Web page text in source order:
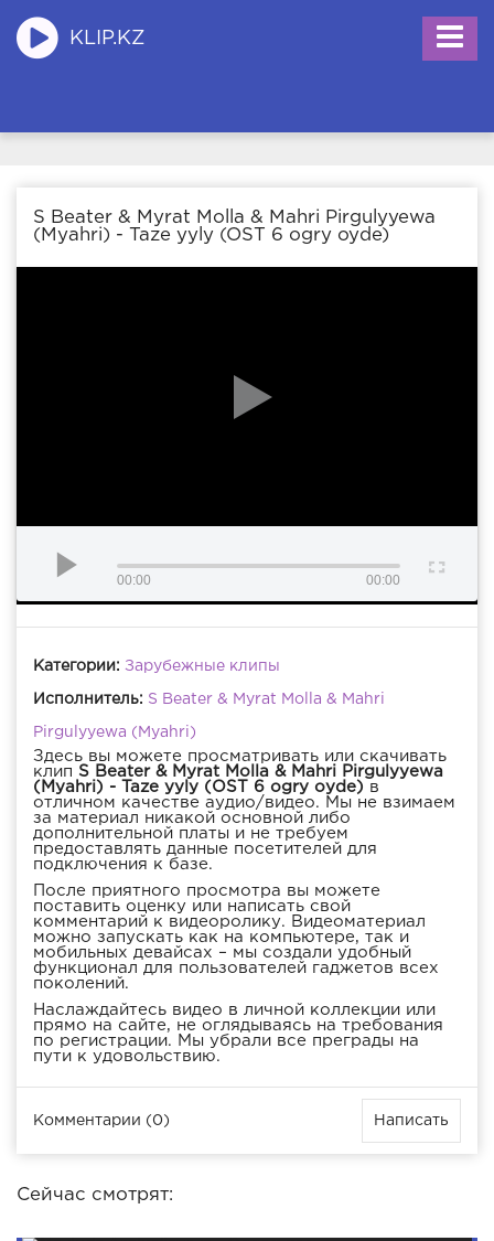
KLIP.KZ
S Beater & Myrat Molla & Mahri Pirgulyyewa
(Myahri) - Taze yyly (OST 6 ogry oyde)
00:00 00:00
Категории: Зарубежные клипы
Исполнитель: S Beater & Myrat Molla & Mahri
Pirgulyyewa (Myahri)
Здесь вы можете просматривать или скачивать
клип S Beater & Myrat Molla & Mahri Pirgulyyewa
(Myahri) - Taze yyly (OST 6 ogry oyde) в
отличном качестве аудио/видео. Мы не взимаем
за материал никакой основной либо
дополнительной платы и не требуем
предоставлять данные посетителей для
подключения к базе.
После приятного просмотра вы можете
поставить оценку или написать свой
комментарий к видеоролику. Видеоматериал
можно запускать как на компьютере, так и
мобильных девайсах – мы создали удобный
функционал для пользователей гаджетов всех
поколений.
Наслаждайтесь видео в личной коллекции или
прямо на сайте, не оглядываясь на требования
по регистрации. Мы убрали все преграды на
пути к удовольствию.
Комментарии (0) Написать
Сейчас смотрят: